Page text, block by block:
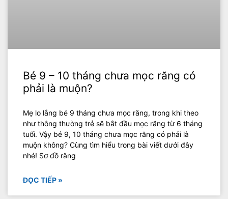
Bé 9 – 10 tháng chưa mọc răng có
phải là muộn?
Mẹ lo lắng bé 9 tháng chưa mọc răng, trong khi theo
như thông thường trẻ sẽ bắt đầu mọc răng từ 6 tháng
tuổi. Vậy bé 9, 10 tháng chưa mọc răng có phải là
muộn không? Cùng tìm hiểu trong bài viết dưới đây
nhé! Sơ đồ răng
ĐỌC TIẾP »